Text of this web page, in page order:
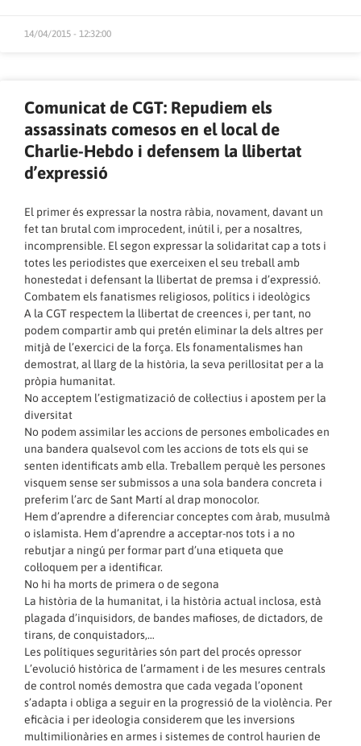
14/04/2015 - 12:32:00
Comunicat de CGT: Repudiem els
assassinats comesos en el local de
Charlie-Hebdo i defensem la llibertat
d’expressió
El primer és expressar la nostra ràbia, novament, davant un
fet tan brutal com improcedent, inútil i, per a nosaltres,
incomprensible. El segon expressar la solidaritat cap a tots i
totes les periodistes que exerceixen el seu treball amb
honestedat i defensant la llibertat de premsa i d’expressió.
Combatem els fanatismes religiosos, polítics i ideològics
A la CGT respectem la llibertat de creences i, per tant, no
podem compartir amb qui pretén eliminar la dels altres per
mitjà de l’exercici de la força. Els fonamentalismes han
demostrat, al llarg de la història, la seva perillositat per a la
pròpia humanitat.
No acceptem l’estigmatizació de col·lectius i apostem per la
diversitat
No podem assimilar les accions de persones embolicades en
una bandera qualsevol com les accions de tots els qui se
senten identificats amb ella. Treballem perquè les persones
visquem sense ser submissos a una sola bandera concreta i
preferim l’arc de Sant Martí al drap monocolor.
Hem d’aprendre a diferenciar conceptes com àrab, musulmà
o islamista. Hem d’aprendre a acceptar-nos tots i a no
rebutjar a ningú per formar part d’una etiqueta que
col·loquem per a identificar.
No hi ha morts de primera o de segona
La història de la humanitat, i la història actual inclosa, està
plagada d’inquisidors, de bandes mafioses, de dictadors, de
tirans, de conquistadors,…
Les polítiques seguritàries són part del procés opressor
L’evolució històrica de l’armament i de les mesures centrals
de control només demostra que cada vegada l’oponent
s’adapta i obliga a seguir en la progressió de la violència. Per
eficàcia i per ideologia considerem que les inversions
multimilionàries en armes i sistemes de control haurien de